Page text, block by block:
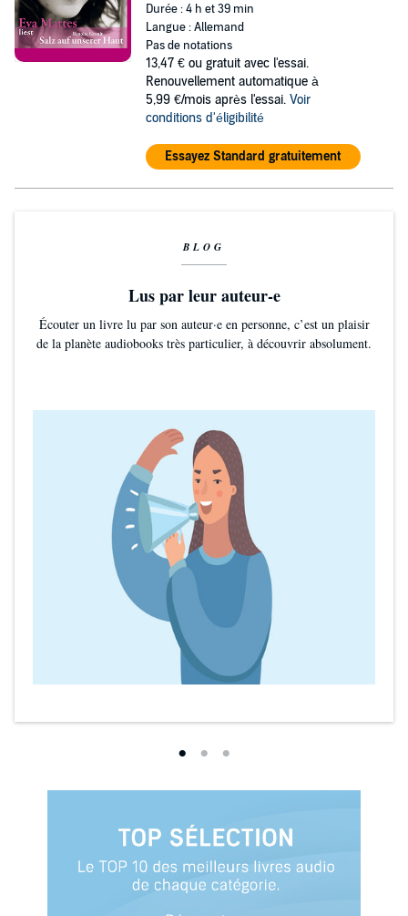
Durée : 4 h et 39 min
Langue : Allemand
Pas de notations
13,47 € ou gratuit avec l'essai.
Renouvellement automatique à
5,99 €/mois après l'essai. Voir
conditions d'éligibilité
Essayez Standard gratuitement
BLOG
Lus par leur auteur-e
Écouter un livre lu par son auteur·e en personne, c’est un plaisir
de la planète audiobooks très particulier, à découvrir absolument.